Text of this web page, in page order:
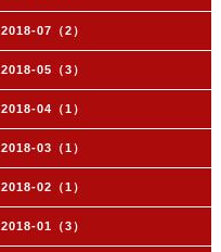
2018-07（2）
2018-05（3）
2018-04（1）
2018-03（1）
2018-02（1）
2018-01（3）